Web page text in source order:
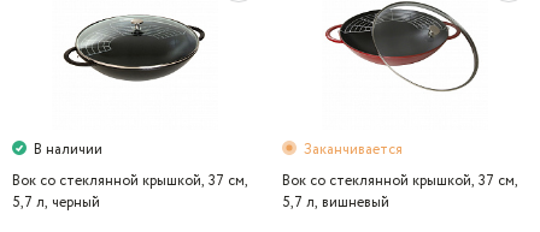
В наличии
Вок со стеклянной крышкой, 37 см,
5,7 л, черный
Заканчивается
Вок со стеклянной крышкой, 37 см,
5,7 л, вишневый